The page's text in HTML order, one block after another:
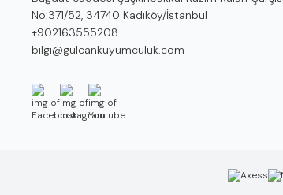
No:371/52, 34740 Kadıköy/İstanbul
Telefon
+902163555208
E-Posta
bilgi@gulcankuyumculuk.com
FacebookİnstagramYoutube